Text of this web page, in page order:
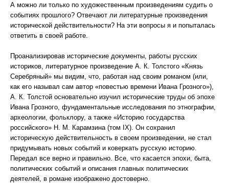
А можно ли только по художественным произведениям судить о
событиях прошлого? Отвечают ли литературные произведения
исторической действительности? На эти вопросы я и попыталась
ответить в своей работе.
Проанализировав исторические документы, работы русских
историков, литературное произведение А. К. Толстого «Князь
Серебряный» мы видим, что, работая над своим романом (или,
как его называл сам автор «повестью времени Ивана Грозного»),
А. К. Толстой основательно изучил исторические труды об эпохе
Ивана Грозного, фундаментальные исследования по этнографии,
археологии, фольклору, а также «Историю государства
российского» Н. М. Карамзина (том IX). Он сохранил
историческую действительность в своем произведении, не стал
придумывать новых событий и коверкать русскую историю.
Передал все верно и правильно. Все, что касается эпохи, быта,
политических событий и описания главных политических
деятелей, в романе изображено достоверно.